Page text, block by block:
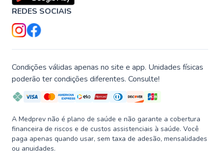
REDES SOCIAIS
Condições válidas apenas no site e app. Unidades físicas
poderão ter condições diferentes. Consulte!
A Medprev não é plano de saúde e não garante a cobertura
financeira de riscos e de custos assistenciais à saúde. Você
paga apenas quando usar, sem taxa de adesão, mensalidades
ou anuidades.